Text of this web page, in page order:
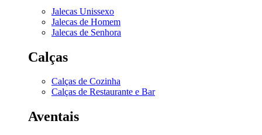
Jalecas Unissexo
Jalecas de Homem
Jalecas de Senhora
Calças
Calças de Cozinha
Calças de Restaurante e Bar
Aventais